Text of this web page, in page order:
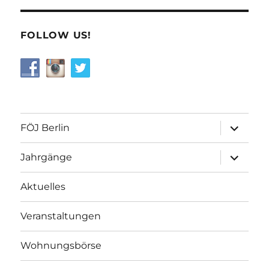
FOLLOW US!
FÖJ Berlin
öffnen
Jahrgänge
öffnen
Aktuelles
Veranstaltungen
Wohnungsbörse